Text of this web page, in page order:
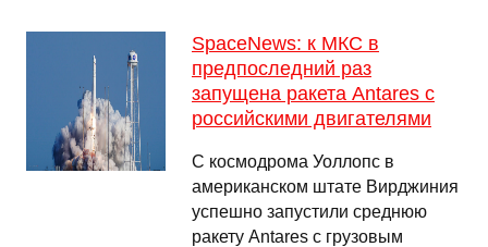
SpaceNews: к МКС в
предпоследний раз
запущена ракета Antares с
российскими двигателями
С космодрома Уоллопс в
американском штате Вирджиния
успешно запустили среднюю
ракету Antares с грузовым